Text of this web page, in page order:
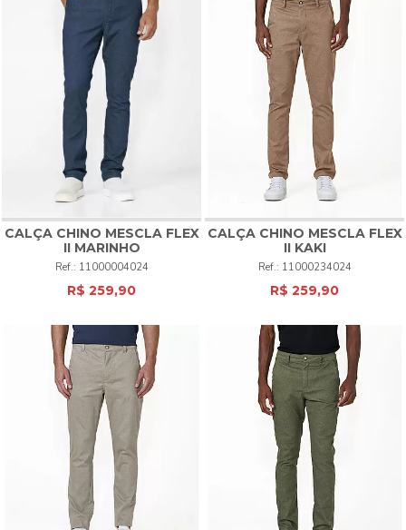
CALÇA CHINO MESCLA FLEX
II MARINHO
11000004024
R$ 259,90
CALÇA CHINO MESCLA FLEX
II KAKI
11000234024
R$ 259,90